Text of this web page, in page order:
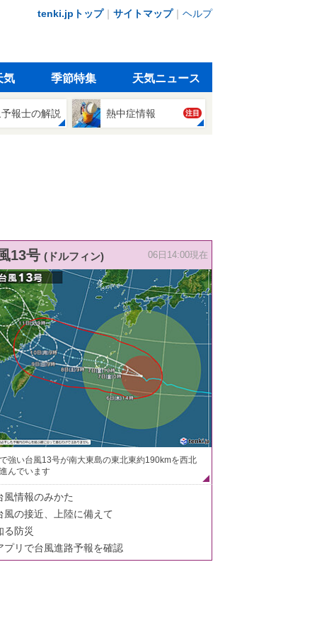
tenki.jpトップ｜ サイトマップ｜ ヘルプ
気 季節特集 天気ニュース
報士の解説 熱中症情報 注目
13号 (ドルフィン) 06日14:00現在
強い台風13号が南大東島の東北東約190kmを西北
んでいます
風情報のみかた
風の接近、上陸に備えて
る防災
プリで台風進路予報を確認